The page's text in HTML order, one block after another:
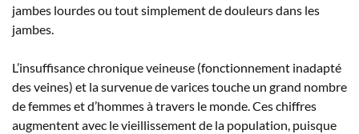
jambes lourdes ou tout simplement de douleurs dans les
jambes.
L’insuffisance chronique veineuse (fonctionnement inadapté
des veines) et la survenue de varices touche un grand nombre
de femmes et d’hommes à travers le monde. Ces chiffres
augmentent avec le vieillissement de la population, puisque